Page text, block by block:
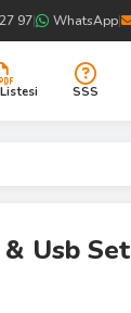
97| WhatsApp|
SSS
Usb Set